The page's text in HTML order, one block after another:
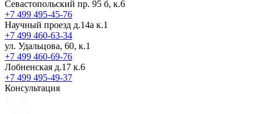
Севастопольский пр. 95 б, к.6
+7 499 495-45-76
Научный проезд д.14а к.1
+7 499 460-63-34
ул. Удальцова, 60, к.1
+7 499 460-69-76
Лобненская д.17 к.6
+7 499 495-49-37
Консультация